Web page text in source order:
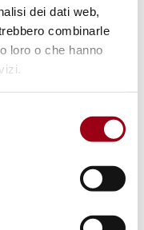
dei dati web,
combinarle
loro o che hanno